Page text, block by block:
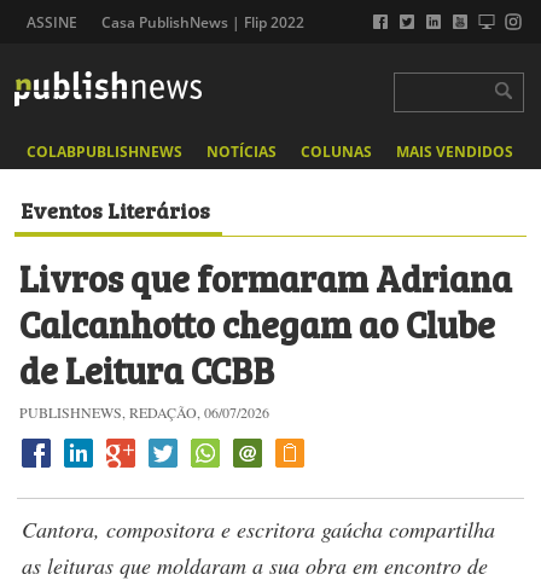
ASSINE Casa PublishNews | Flip 2022
COLABPUBLISHNEWS NOTÍCIAS COLUNAS MAIS VENDIDOS
Eventos Literários
Livros que formaram Adriana
Calcanhotto chegam ao Clube
de Leitura CCBB
PUBLISHNEWS, REDAÇÃO, 06/07/2026
Cantora, compositora e escritora gaúcha compartilha
as leituras que moldaram a sua obra em encontro de